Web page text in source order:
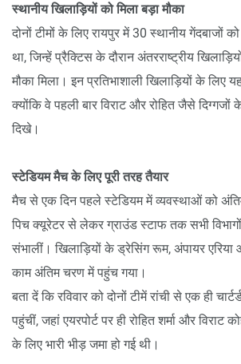
स्थानीय खिलाड़ियों को मिला बड़ा मौका
दोनों टीमों के लिए रायपुर में 30 स्थानीय गेंदबाजों
था, जिन्हें प्रैक्टिस के दौरान अंतरराष्ट्रीय
मौका मिला। इन प्रतिभाशाली खिलाड़ियों के लिए
क्योंकि वे पहली बार विराट और रोहित जैसे
दिखे।
स्टेडियम मैच के लिए पूरी तरह तैयार
मैच से एक दिन पहले स्टेडियम में व्यवस्थाओं को
पिच क्यूरेटर से लेकर ग्राउंड स्टाफ तक सभी विभागों
संभालीं। खिलाड़ियों के ड्रेसिंग रूम, अंपायर एरिया
काम अंतिम चरण में पहुंच गया।
बता दें कि रविवार को दोनों टीमें रांची से एक ही
पहुंचीं, जहां एयरपोर्ट पर ही रोहित शर्मा और
के लिए भारी भीड़ जमा हो गई थी।